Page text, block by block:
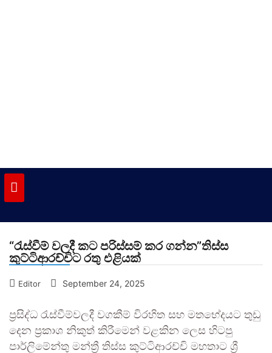
“රැස්වීම් වලදී කට පරිස්සම් කර ගන්න”තිස්ස
කුට්ටිආරච්චිට රතු එළියක්
Editor September 24, 2025
ප්‍රසිද්ධ රැස්වීම්වලදී වගකීම් විරහිත සහ මතභේදයට තුඩු
දෙන ප්‍රකාශ නිකුත් කිරීමෙන් වළකින ලෙස හිටපු
පාර්ලිමේන්තු මන්ත්‍රී තිස්ස කුට්ටිආරච්චි මහතාට ශ්‍රී